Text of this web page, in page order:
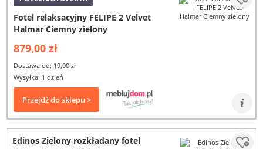
Fotel relaksacyjny FELIPE 2 Velvet
Halmar Ciemny zielony
879,00 zł
Dostawa od: 19,00 zł
Wysyłka: 1 dzień
Przejdź do sklepu >
Edinos Zielony rozkładany fotel